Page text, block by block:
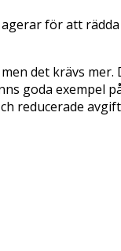
för att
det krävs mer.
goda exempel
reducerade